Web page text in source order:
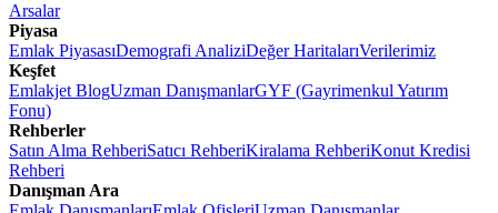
Arsalar
Piyasa
Emlak PiyasasıDemografi AnaliziDeğer HaritalarıVerilerimiz
Keşfet
Emlakjet BlogUzman DanışmanlarGYF (Gayrimenkul Yatırım
Fonu)
Rehberler
Satın Alma RehberiSatıcı RehberiKiralama RehberiKonut Kredisi
Rehberi
Danışman Ara